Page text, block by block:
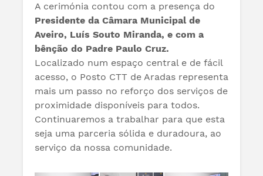
A cerimónia contou com a presença do
Presidente da Câmara Municipal de
Aveiro, Luís Souto Miranda, e com a
bênção do Padre Paulo Cruz.
Localizado num espaço central e de fácil
acesso, o Posto CTT de Aradas representa
mais um passo no reforço dos serviços de
proximidade disponíveis para todos.
Continuaremos a trabalhar para que esta
seja uma parceria sólida e duradoura, ao
serviço da nossa comunidade.